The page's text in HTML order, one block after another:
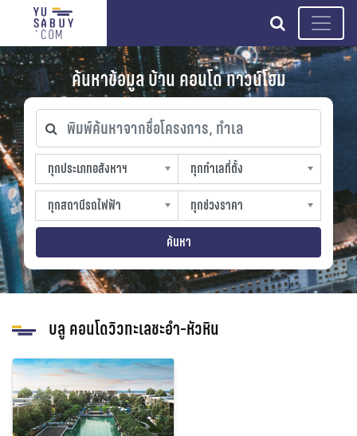
search
ค้นหาข้อมูล บ้าน คอนโด ทาวน์โฮม
พิมพ์ค้นหาจากชื่อโครงการ, ทำเล
ทุกประเภทอสังหาฯ
ทุกประเภทอสังหาฯ
sproperty
ทุกทำเลที่ตั้ง
ทุกทำเลที่ตั้ง
slocation
ทุกสถานีรถไฟฟ้า
ทุกสถานีรถไฟฟ้า
strain-station
ทุกช่วงราคา
ทุกช่วงราคา
sprice
ค้นหา
บลู คอนโดวิวทะเลชะอำ-หัวหิน